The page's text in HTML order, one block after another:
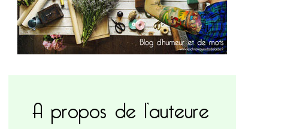
A propos de l’auteure